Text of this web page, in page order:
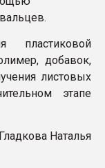
бутылок
ПЕРЕЙТИ НА
добавок,
листовых
этапе
Гладкова Наталья